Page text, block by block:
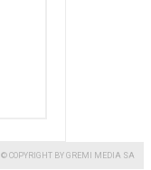
© COPYRIGHT BY GREMI MEDIA SA